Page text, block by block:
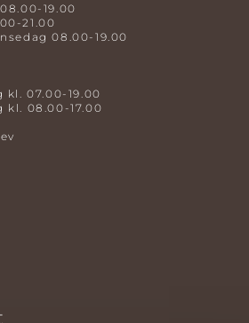
19.00
21.00
08.00-19.00
07.00-19.00
kl. 08.00-17.00